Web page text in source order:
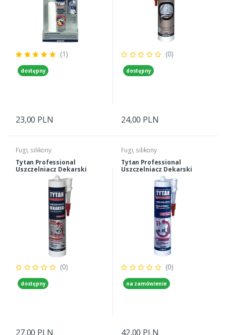
(1)
dostępny
23,00 PLN
(0)
dostępny
24,00 PLN
Fugi, silikony
Tytan Professional
Uszczelniacz Dekarski
Kauczukowy Brązowy 280 Ml
(0)
dostępny
27,00 PLN
Fugi, silikony
Tytan Professional
Uszczelniacz Dekarski
Specjalistyczny Bezbarwny
(0)
na zamówienie
42,00 PLN